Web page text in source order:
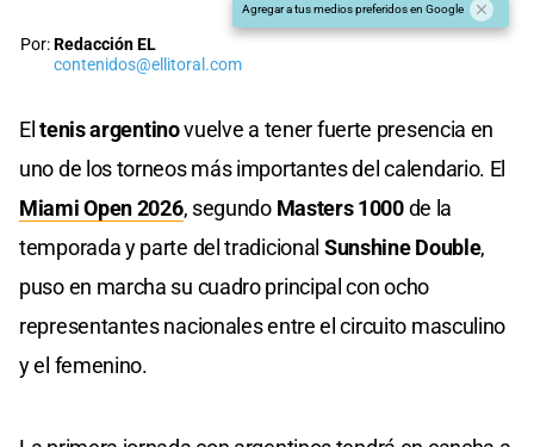
Agregar a tus medios preferidos en Google
Por:Redacción EL
contenidos@ellitoral.com
Eltenis argentinovuelve a tener fuerte presencia en
uno de los torneos más importantes del calendario. El
Miami Open 2026, segundo Masters 1000de la
temporada y parte del tradicional Sunshine Double,
puso en marcha su cuadro principal con ocho
representantes nacionales entre el circuito masculino
y el femenino.